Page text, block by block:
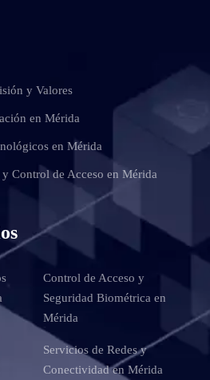
y Valores
en Mérida
en Mérida
Control de Acceso en Mérida
Control de Acceso y
Seguridad Biométrica en
Mérida
Servicios de Redes y
Conectividad en Mérida